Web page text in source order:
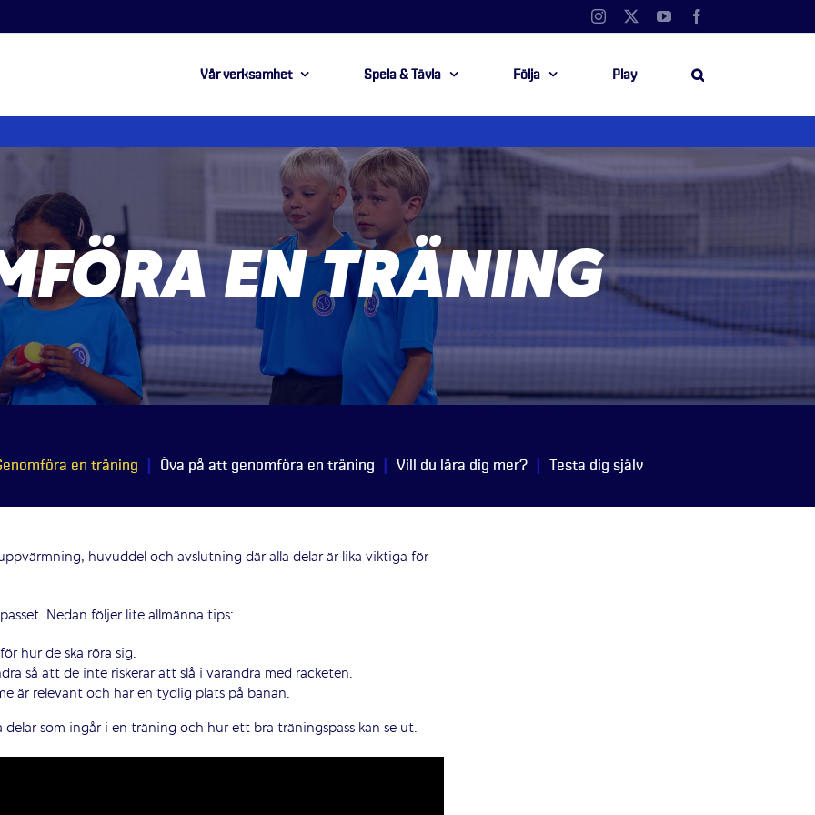
Instagram YouTube
Vår verksamhet Spela & Tävla Följa Play
EN TRÄNING
en träning Öva på att genomföra en träning Vill du lära dig mer? Testa dig själv
huvuddel och avslutning där alla delar är lika viktiga för
Nedan följer lite allmänna tips:
hur de ska röra sig.
så att de inte riskerar att slå i varandra med racketen.
är relevant och har en tydlig plats på banan.
som ingår i en träning och hur ett bra träningspass kan se ut.